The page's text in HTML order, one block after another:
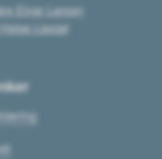
Einar Larsen
Liestøl